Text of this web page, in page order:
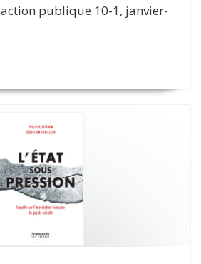
publique 10-1, janvier-